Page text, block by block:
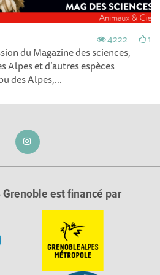
4222 1
du Magazine des sciences,
Alpes et d’autres espèces
des Alpes,...
Grenoble est financé par